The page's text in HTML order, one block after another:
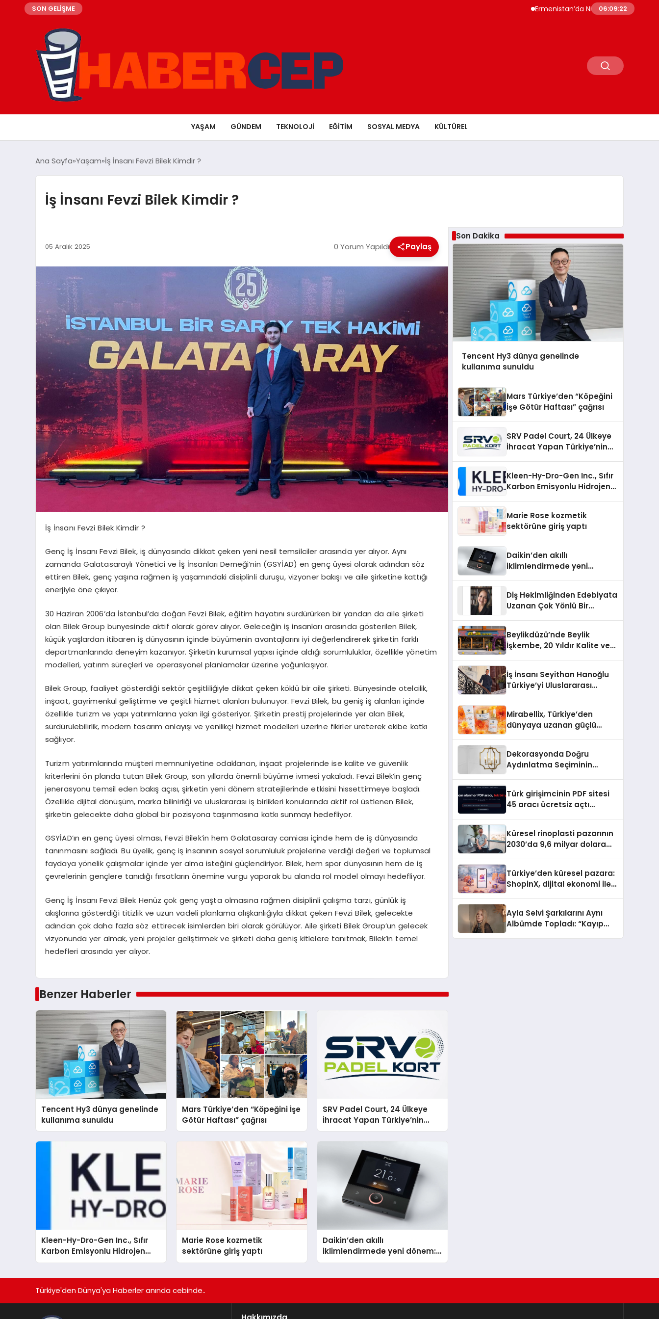
SON GELİŞME Ermenistan’da Nikol Paşinyan Yeniden
06:09:23
YAŞAM GÜNDEM TEKNOLOJI EĞITIM SOSYAL MEDYA KÜLTÜREL
Ana Sayfa Yaşam İş İnsanı Fevzi Bilek Kimdir ?
İş İnsanı Fevzi Bilek Kimdir ?
05 Aralık 2025 0 Yorum Yapıldı Paylaş
İş İnsanı Fevzi Bilek Kimdir ?
Genç İş İnsanı Fevzi Bilek, iş dünyasında dikkat çeken yeni nesil temsilciler arasında yer alıyor. Aynı
zamanda Galatasaraylı Yönetici ve İş İnsanları Derneği’nin (GSYİAD) en genç üyesi olarak adından söz
ettiren Bilek, genç yaşına rağmen iş yaşamındaki disiplinli duruşu, vizyoner bakışı ve aile şirketine kattığı
enerjiyle öne çıkıyor.
30 Haziran 2006’da İstanbul’da doğan Fevzi Bilek, eğitim hayatını sürdürürken bir yandan da aile şirketi
olan Bilek Group bünyesinde aktif olarak görev alıyor. Geleceğin iş insanları arasında gösterilen Bilek,
küçük yaşlardan itibaren iş dünyasının içinde büyümenin avantajlarını iyi değerlendirerek şirketin farklı
departmanlarında deneyim kazanıyor. Şirketin kurumsal yapısı içinde aldığı sorumluluklar, özellikle yönetim
modelleri, yatırım süreçleri ve operasyonel planlamalar üzerine yoğunlaşıyor.
Bilek Group, faaliyet gösterdiği sektör çeşitliliğiyle dikkat çeken köklü bir aile şirketi. Bünyesinde otelcilik,
inşaat, gayrimenkul geliştirme ve çeşitli hizmet alanları bulunuyor. Fevzi Bilek, bu geniş iş alanları içinde
özellikle turizm ve yapı yatırımlarına yakın ilgi gösteriyor. Şirketin prestij projelerinde yer alan Bilek,
sürdürülebilirlik, modern tasarım anlayışı ve yenilikçi hizmet modelleri üzerine fikirler üreterek ekibe katkı
sağlıyor.
Turizm yatırımlarında müşteri memnuniyetine odaklanan, inşaat projelerinde ise kalite ve güvenlik
kriterlerini ön planda tutan Bilek Group, son yıllarda önemli büyüme ivmesi yakaladı. Fevzi Bilek’in genç
jenerasyonu temsil eden bakış açısı, şirketin yeni dönem stratejilerinde etkisini hissettirmeye başladı.
Özellikle dijital dönüşüm, marka bilinirliği ve uluslararası iş birlikleri konularında aktif rol üstlenen Bilek,
şirketin gelecekte daha global bir pozisyona taşınmasına katkı sunmayı hedefliyor.
GSYİAD’ın en genç üyesi olması, Fevzi Bilek’in hem Galatasaray camiası içinde hem de iş dünyasında
tanınmasını sağladı. Bu üyelik, genç iş insanının sosyal sorumluluk projelerine verdiği değeri ve toplumsal
faydaya yönelik çalışmalar içinde yer alma isteğini güçlendiriyor. Bilek, hem spor dünyasının hem de iş
çevrelerinin gençlere tanıdığı fırsatların önemine vurgu yaparak bu alanda rol model olmayı hedefliyor.
Genç İş İnsanı Fevzi Bilek Henüz çok genç yaşta olmasına rağmen disiplinli çalışma tarzı, günlük iş
akışlarına gösterdiği titizlik ve uzun vadeli planlama alışkanlığıyla dikkat çeken Fevzi Bilek, gelecekte
adından çok daha fazla söz ettirecek isimlerden biri olarak görülüyor. Aile şirketi Bilek Group’un gelecek
vizyonunda yer almak, yeni projeler geliştirmek ve şirketi daha geniş kitlelere tanıtmak, Bilek’in temel
hedefleri arasında yer alıyor.
Benzer Haberler
Tencent Hy3 dünya genelinde
kullanıma sunuldu
Mars Türkiye’den “Köpeğini İşe
Götür Haftası” çağrısı
SRV Padel Court, 24 Ülkeye
İhracat Yapan Türkiye’nin
Padel Kortu Üretim Gücü
Kleen-Hy-Dro-Gen Inc., Sıfır
Karbon Emisyonlu Hidrojen
Isıtma Teknolojisinde ISO ve
Marie Rose kozmetik
sektörüne giriş yaptı
Daikin’den akıllı
iklimlendirmede yeni dönem:
Madoka Plus Türkiye’de
Son Dakika
Tencent Hy3 dünya genelinde
kullanıma sunuldu
Mars Türkiye’den “Köpeğini
İşe Götür Haftası” çağrısı
SRV Padel Court, 24 Ülkeye
İhracat Yapan Türkiye’nin
Kleen-Hy-Dro-Gen Inc., Sıfır
Karbon Emisyonlu Hidrojen
Aldı
Marie Rose kozmetik
sektörüne giriş yaptı
Daikin’den akıllı
iklimlendirmede yeni
Diş Hekimliğinden Edebiyata
Uzanan Çok Yönlü Bir
Beylikdüzü’nde Beylik
İşkembe, 20 Yıldır Kalite ve
İş İnsanı Seyithan Hanoğlu
Türkiye’yi Uluslararası
Mirabellix, Türkiye’den
dünyaya uzanan güçlü
Dekorasyonda Doğru
Aydınlatma Seçiminin
Türk girişimcinin PDF sitesi
45 aracı ücretsiz açtı
Küresel rinoplasti pazarının
2030’da 9,6 milyar dolara
Türkiye’den küresel pazara:
ShopinX, dijital ekonomi ile
Ayla Selvi Şarkılarını Aynı
Albümde Topladı: “Kayıp
Türkiye'den Dünya'ya Haberler anında cebinde..